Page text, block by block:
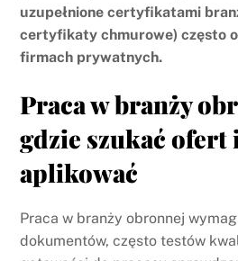
uzupełnione certyfikatami
certyfikaty chmurowe) często
firmach prywatnych.
Praca w branży
gdzie szukać ofert
aplikować
Praca w branży obronnej
dokumentów, często testów